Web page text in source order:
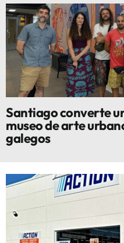
Santiago converte
museo de arte
galegos